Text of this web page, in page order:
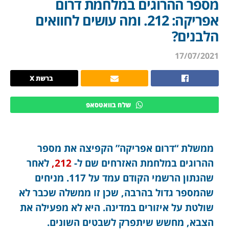
מספר ההרוגים במלחמת דרום
אפריקה: 212. ומה עושים לחוואים
הלבנים?
17/07/2021
ברשת X
שלח בוואטסאפ
ממשלת “דרום אפריקה” הקפיצה את מספר
ההרוגים במלחמת האזרחים שם ל- 212, לאחר
שהנתון הרשמי הקודם עמד על 117. מניחים
שהמספר גדול בהרבה, שכן זו ממשלה שכבר לא
שולטת על איזורים במדינה. היא לא מפעילה את
הצבא, מחשש שיתפרק לשבטים השונים.